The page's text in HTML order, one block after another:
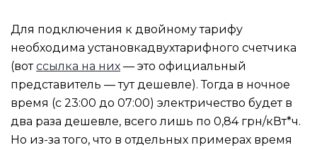
Для подключения к двойному тарифу
необходима установкадвухтарифного счетчика
(вотссылка на них — это официальный
представитель — тут дешевле). Тогда в ночное
время (с 23:00 до 07:00) электричество будет в
два раза дешевле, всего лишь по 0,84 грн/кВт*ч.
Но из-за того, что в отдельных примерах время